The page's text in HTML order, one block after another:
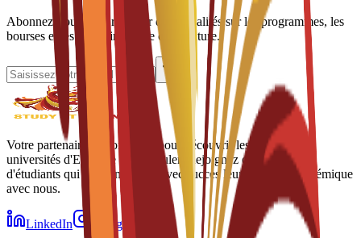
Abonnez-vous pour recevoir des actualités sur les programmes, les
bourses et les dates limites de candidature.
Votre partenaire de confiance pour découvrir les meilleures
universités d'Espagne et y postuler. Rejoignez des milliers
d'étudiants qui ont commencé avec succès leur parcours académique
avec nous.
LinkedIn Instagram